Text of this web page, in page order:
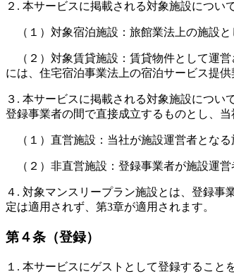
２. 本サービスに掲載される対象施設につい
（１）対象宿泊施設：旅館業法上の施設
（２）対象賃貸施設：賃貸物件として運
には、住宅宿泊事業法上の宿泊サービス提供
３. 本サービスに掲載される対象施設につ
登録事業者の間で直接成立するものとし、
（１）直営施設：当社が施設運営者となる
（２）非直営施設：登録事業者が施設運
４. 対象マンスリープラン施設とは、登録
定は適用されず、第3章が適用されます。
第４条（登録）
１. 本サービスにゲストとして登録するこ